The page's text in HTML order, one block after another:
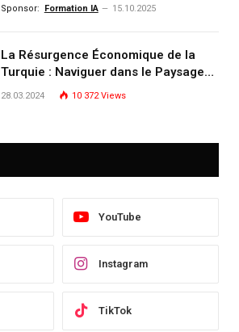
Sponsor: Formation IA 15.10.2025
La Résurgence Économique de la
Turquie : Naviguer dans le Paysage
Post-Crise
28.03.2024 10 372Views
YouTube
Instagram
TikTok